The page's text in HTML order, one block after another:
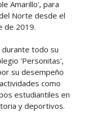
Amarillo', para
Norte desde el
de 2019.
todo su
'Personitas',
su desempeño
como
estudiantiles en
y deportivos.